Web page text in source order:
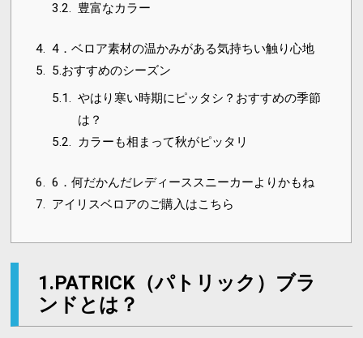
3.2. 豊富なカラー
4. 4．ベロア素材の温かみがある気持ちい触り心地
5. 5.おすすめのシーズン
5.1. やはり寒い時期にピッタシ？おすすめの季節
は？
5.2.
カラーも相まって秋がピッタリ
6. 6．何だかんだレディーススニーカーよりかもね
7. アイリスベロアのご購入はこちら
1.PATRICK（パトリック）ブラ
ンドとは？